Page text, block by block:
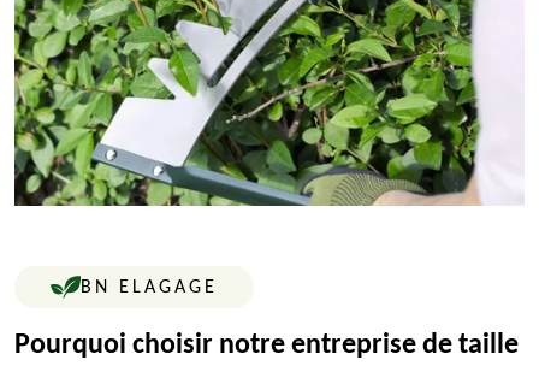
BN ELAGAGE
Pourquoi choisir notre entreprise de taille